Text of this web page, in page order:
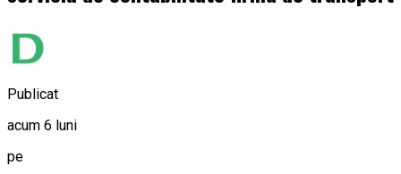
Publicat
acum 6 luni
pe